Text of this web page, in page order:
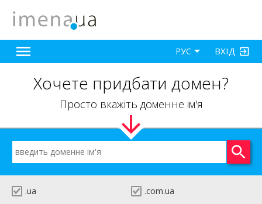
ВХІД
РУС
Хочете придбати домен?
Просто вкажіть доменне ім'я
.ua
.com.ua